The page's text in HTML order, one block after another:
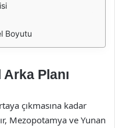
Boyutu
Planı
çıkmasına kadar
Mezopotamya ve Yunan